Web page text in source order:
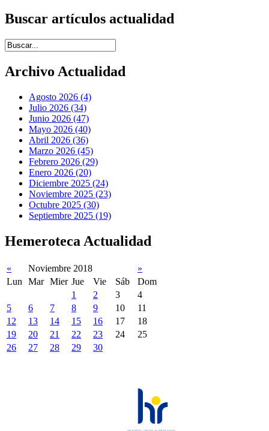
Buscar artículos actualidad
Introduce términos de búsqueda
Archivo Actualidad
Agosto 2026 (4)
Julio 2026 (34)
Junio 2026 (47)
Mayo 2026 (40)
Abril 2026 (36)
Marzo 2026 (45)
Febrero 2026 (29)
Enero 2026 (20)
Diciembre 2025 (24)
Noviembre 2025 (23)
Octubre 2025 (30)
Septiembre 2025 (19)
Hemeroteca Actualidad
« Noviembre 2018
»
Lun
Mar Mier Jue Vie Sáb
Dom
1
2 3
4
5
6 7 8 9 10
11
12
13 14 15 16 17
18
19
20 21 22 23 24
25
26
27 28 29 30